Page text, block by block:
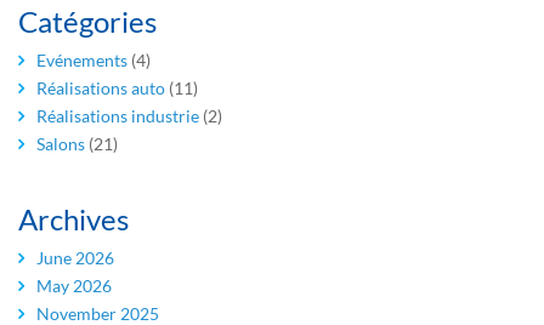
Catégories
Evénements (4)
Réalisations auto (11)
Réalisations industrie (2)
Salons (21)
Archives
June 2026
May 2026
November 2025